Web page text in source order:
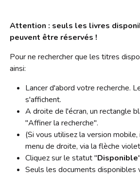
Historique
Anecdotes
L'équipe
Soutenir le Bibliobus
Emplois
Contact
Liens
Vidéos
Revue de presse
Radio
Bricolage
Souvenirs, souvenirs...
Attention : seuls les livres
peuvent être réservés !
Pour ne rechercher que les titres
ainsi:
Lancer d'abord votre recherche.
s'affichent.
A droite de l'écran, un rectangle
"Affiner la recherche".
(Si vous utilisez la version
menu de droite, via la flèche
Cliquez sur le statut "Disponible
Seuls les documents disponibles